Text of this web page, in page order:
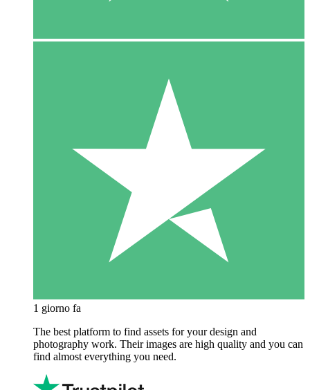
1 giorno fa
The best platform to find assets for your design and
photography work. Their images are high quality and you can
find almost everything you need.